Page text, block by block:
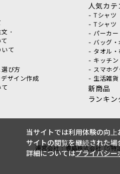
・
て
び方
ザイン作成
人気カテ
- Tシャツ
- Tシャツ
- パーカー
- バッグ・
- タオル・
- キッチン
- スマホグ
- 生活雑貨
新商品
ランキン
運営会社：豊島株式会社 特
当サイトでは利用体験の向
サイトの閲覧を継続された場
詳細についてはプライバシー